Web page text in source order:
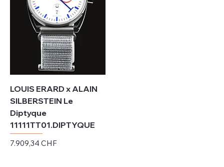
LOUIS ERARD x ALAIN
SILBERSTEIN Le
Diptyque
11111TT01.DIPTYQUE
Preis
7.909,34 CHF